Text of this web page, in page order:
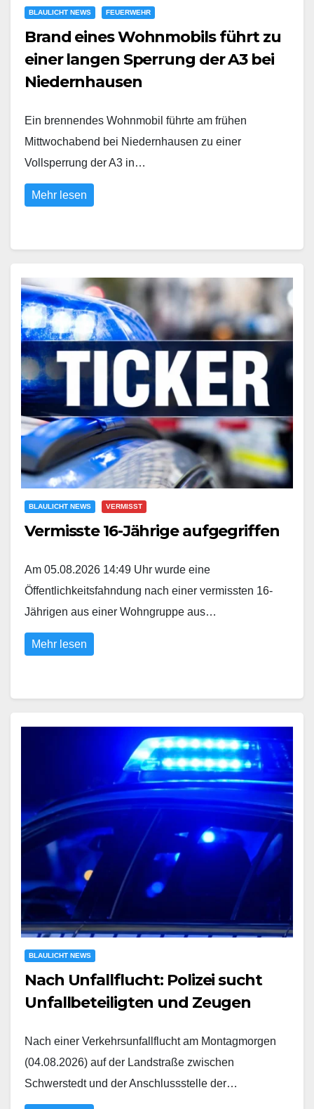
BLAULICHT NEWS FEUERWEHR
Brand eines Wohnmobils führt zu
einer langen Sperrung der A3 bei
Niedernhausen
Ein brennendes Wohnmobil führte am frühen
Mittwochabend bei Niedernhausen zu einer
Vollsperrung der A3 in…
Mehr lesen
BLAULICHT NEWS VERMISST
Vermisste 16-Jährige aufgegriffen
Am 05.08.2026 14:49 Uhr wurde eine
Öffentlichkeitsfahndung nach einer vermissten 16-
Jährigen aus einer Wohngruppe aus…
Mehr lesen
BLAULICHT NEWS
Nach Unfallflucht: Polizei sucht
Unfallbeteiligten und Zeugen
Nach einer Verkehrsunfallflucht am Montagmorgen
(04.08.2026) auf der Landstraße zwischen
Schwerstedt und der Anschlussstelle der…